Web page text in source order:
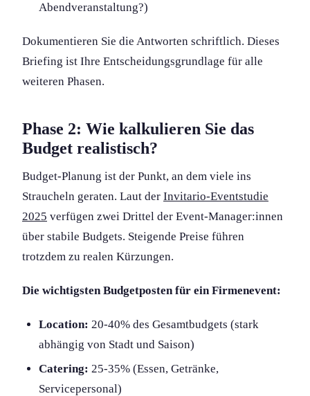
Abendveranstaltung?)
Dokument­ieren Sie die Antworten schriftlich. Dieses
Briefing ist Ihre Entscheidungs­grundlage für alle
weiteren Phasen.
Phase 2: Wie kalkulieren Sie das
Budget realistisch?
Budget-Planung ist der Punkt, an dem viele ins
Straucheln geraten. Laut der Invitario-Eventstudie
2025 verfügen zwei Drittel der Event-Manager:innen
über stabile Budgets. Steigende Preise führen
trotzdem zu realen Kürzungen.
Die wichtigsten Budgetposten für ein Firmenevent:
Location: 20-40% des Gesamtbudgets (stark
abhängig von Stadt und Saison)
Catering: 25-35% (Essen, Getränke,
Servicepersonal)